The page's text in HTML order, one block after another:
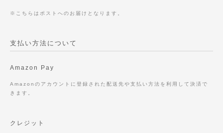
※こちらはポストへのお届けとなります。
支払い方法について
Amazon Pay
Amazonのアカウントに登録された配送先や支払い方法を利用して決済で
きます。
クレジット